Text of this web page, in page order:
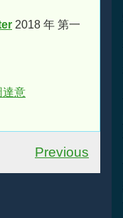
2018 年 第一
達意
Previous